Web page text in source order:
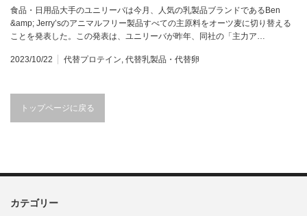
食品・日用品大手のユニリーバは今月、人気の乳製品ブランドであるBen
&amp; Jerry’sのアニマルフリー製品すべての主原料をオーツ麦に切り替える
ことを発表した。この発表は、ユニリーバが昨年、同社の「主力ア…
2023/10/22 代替プロテイン, 代替乳製品・代替卵
トップページに戻る
カテゴリー